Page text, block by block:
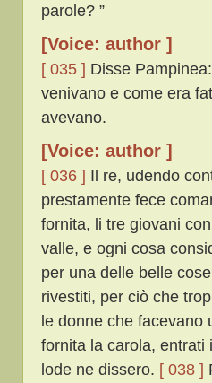
parole? ”
[Voice: author ]
[ 035 ] Disse
venivano e come era
avevano.
[Voice: author ]
[ 036 ] Il re, udendo
prestamente fece
fornita, li tre giovani
valle, e ogni cosa
per una delle belle
rivestiti, per ciò che
le donne che facevano
fornita la carola, entrati
lode ne dissero. [ 038 ]